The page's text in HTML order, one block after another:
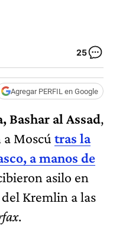
25
Agregar PERFIL en Google
Bashar al Assad,
Moscú tras la
a manos de
asilo en
Kremlin a las
.